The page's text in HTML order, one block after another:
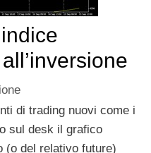
di trading nuovi come i
sul desk il grafico
(o del relativo future)